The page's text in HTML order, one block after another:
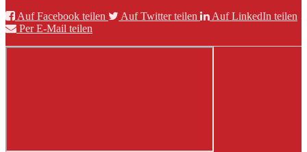
Auf Facebook teilen
Auf Twitter teilen
Auf LinkedIn teilen
Per E-Mail teilen